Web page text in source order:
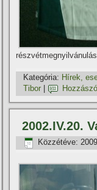
Kategória: Hí­rek,
Tibor
2002.IV.20.
Közzétéve: